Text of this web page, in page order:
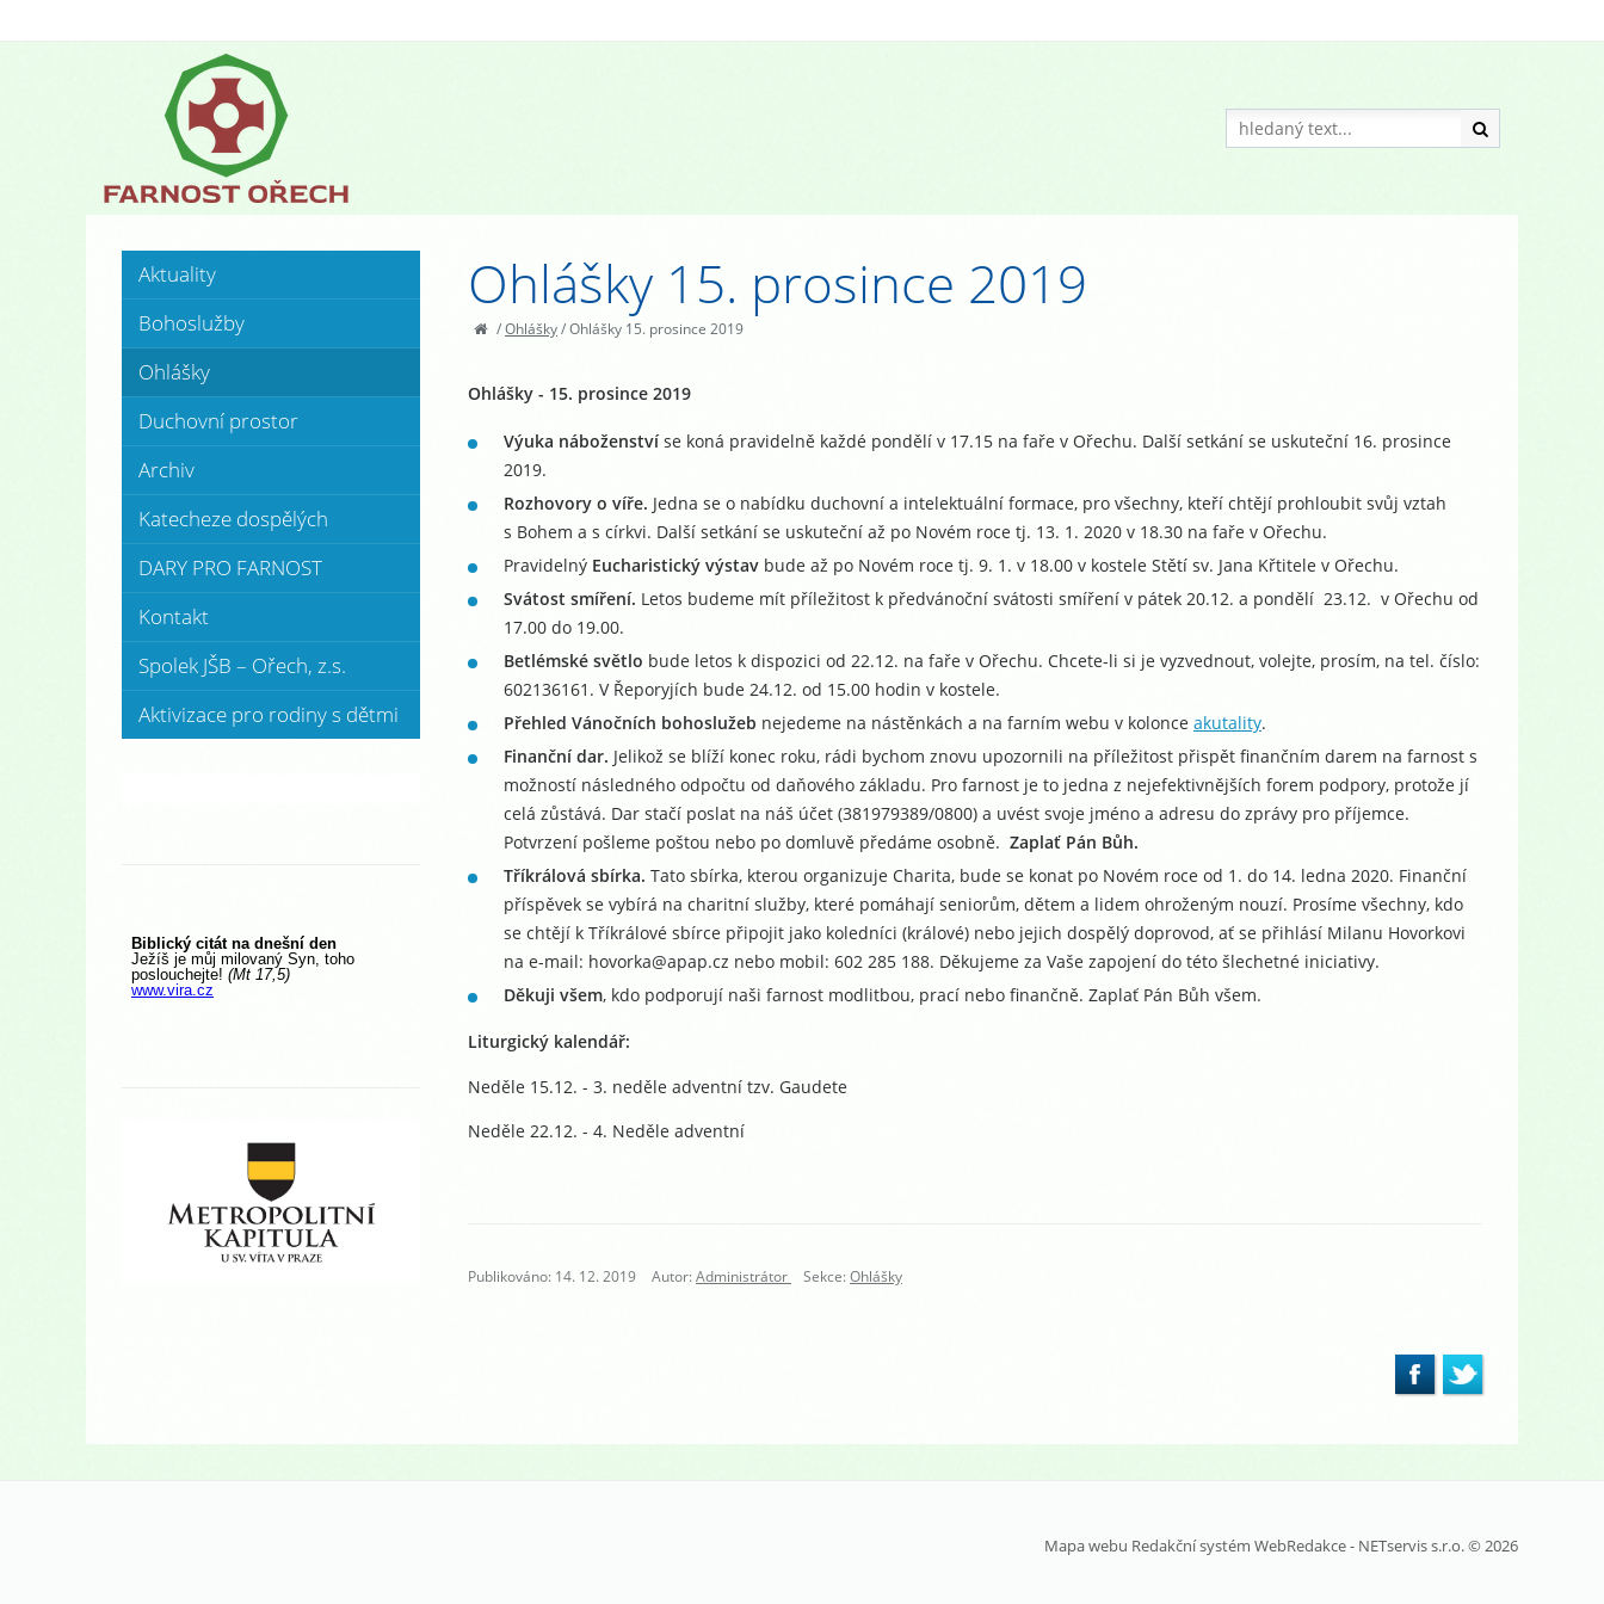
Ohlášky 15. prosince 2019
/Ohlášky/Ohlášky 15. prosince 2019
Ohlášky - 15. prosince 2019
Výuka náboženstvíse koná pravidelně každé pondělí v 17.15 na faře v Ořechu. Další setkání se uskuteční 16. prosince
2019.
Rozhovory o víře. Jedna se o nabídku duchovní a intelektuální formace, pro všechny, kteří chtějí prohloubit svůj vztah
s Bohem a s církvi. Další setkání se uskuteční až po Novém roce tj. 13. 1. 2020 v 18.30 na faře v Ořechu.
Pravidelný Eucharistický výstav bude až po Novém roce tj. 9. 1. v 18.00 v kostele Stětí sv. Jana Křtitele v Ořechu.
Svátost smíření. Letos budeme mít příležitost k předvánoční svátosti smíření v pátek 20.12. a pondělí 23.12. v Ořechu od
17.00 do 19.00.
Betlémské světlo bude letos k dispozici od 22.12. na faře v Ořechu. Chcete-li si je vyzvednout, volejte, prosím, na tel. číslo:
602136161. V Řeporyjích bude 24.12. od 15.00 hodin v kostele.
Přehled Vánočních bohoslužeb nejedeme na nástěnkách a na farním webu v kolonce akutality.
Finanční dar. Jelikož se blíží konec roku, rádi bychom znovu upozornili na příležitost přispět finančním darem na farnost s
možností následného odpočtu od daňového základu. Pro farnost je to jedna z nejefektivnějších forem podpory, protože jí
celá zůstává. Dar stačí poslat na náš účet (381979389/0800) a uvést svoje jméno a adresu do zprávy pro příjemce.
Potvrzení pošleme poštou nebo po domluvě předáme osobně. Zaplať Pán Bůh.
Tříkrálová sbírka. Tato sbírka, kterou organizuje Charita, bude se konat po Novém roce od 1. do 14. ledna 2020. Finanční
příspěvek se vybírá na charitní služby, které pomáhají seniorům, dětem a lidem ohroženým nouzí. Prosíme všechny, kdo
se chtějí k Tříkrálové sbírce připojit jako koledníci (králové) nebo jejich dospělý doprovod, ať se přihlásí Milanu Hovorkovi
na e-mail: hovorka@apap.cz nebo mobil: 602 285 188. Děkujeme za Vaše zapojení do této šlechetné iniciativy.
Děkuji všem, kdo podporují naši farnost modlitbou, prací nebo finančně. Zaplať Pán Bůh všem.
Liturgický kalendář:
Neděle 15.12. - 3. neděle adventní tzv. Gaudete
Neděle 22.12. - 4. Neděle adventní
Publikováno: 14. 12. 2019 Autor:Administrátor Sekce:Ohlášky
Aktuality
Bohoslužby
Ohlášky
Duchovní prostor
Archiv
Katecheze dospělých
DARY PRO FARNOST
Kontakt
Spolek JŠB – Ořech, z.s.
Aktivizace pro rodiny s dětmi
Mapa webu Redakční systém WebRedakce- NETservis s.r.o.© 2026